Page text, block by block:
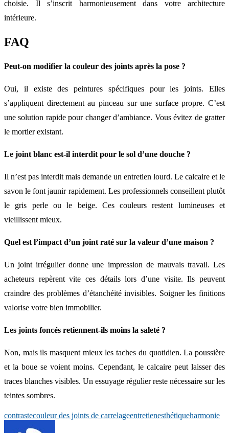
choisie. Il s’inscrit harmonieusement dans votre architecture
intérieure.
FAQ
Peut-on modifier la couleur des joints après la pose ?
Oui, il existe des peintures spécifiques pour les joints. Elles
s’appliquent directement au pinceau sur une surface propre. C’est
une solution rapide pour changer d’ambiance. Vous évitez de gratter
le mortier existant.
Le joint blanc est-il interdit pour le sol d’une douche ?
Il n’est pas interdit mais demande un entretien lourd. Le calcaire et le
savon le font jaunir rapidement. Les professionnels conseillent plutôt
le gris perle ou le beige. Ces couleurs restent lumineuses et
vieillissent mieux.
Quel est l’impact d’un joint raté sur la valeur d’une maison ?
Un joint irrégulier donne une impression de mauvais travail. Les
acheteurs repèrent vite ces détails lors d’une visite. Ils peuvent
craindre des problèmes d’étanchéité invisibles. Soigner les finitions
valorise votre bien immobilier.
Les joints foncés retiennent-ils moins la saleté ?
Non, mais ils masquent mieux les taches du quotidien. La poussière
et la boue se voient moins. Cependant, le calcaire peut laisser des
traces blanches visibles. Un essuyage régulier reste nécessaire sur les
teintes sombres.
contrastecouleur des joints de carrelageentretienesthétiqueharmonie